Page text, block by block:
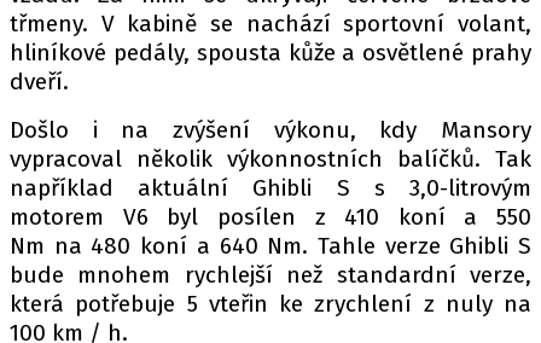
FIA CEZ & POHÁRY
SLEDUJTE NÁS NA
Máte příběh, fotku nebo video?
Pošlete e-mail na autoroad.cz
třmeny. V kabině se nachází sportovní volant,
hliníkové pedály, spousta kůže a osvětlené prahy
dveří.
Došlo i na zvýšení výkonu, kdy Mansory
vypracoval několik výkonnostních balíčků. Tak
například aktuální Ghibli S s 3,0-litrovým
motorem V6 byl posílen z 410 koní a 550
Nm na 480 koní a 640 Nm. Tahle verze Ghibli S
bude mnohem rychlejší než standardní verze,
která potřebuje 5 vteřin ke zrychlení z nuly na
100 km / h.